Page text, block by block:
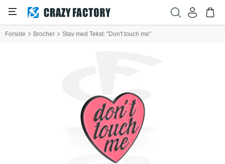
Forside Brocher Stav med Tekst: "Don't touch me"